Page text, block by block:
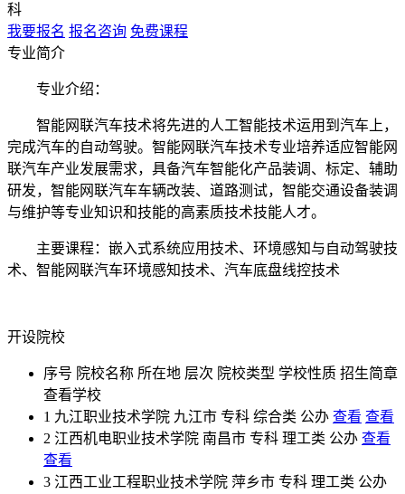
科
我要报名 报名咨询 免费课程
专业简介
专业介绍：
智能网联汽车技术将先进的人工智能技术运用到汽车上，
完成汽车的自动驾驶。智能网联汽车技术专业培养适应智能网
联汽车产业发展需求，具备汽车智能化产品装调、标定、辅助
研发，智能网联汽车车辆改装、道路测试，智能交通设备装调
与维护等专业知识和技能的高素质技术技能人才。
主要课程：嵌入式系统应用技术、环境感知与自动驾驶技
术、智能网联汽车环境感知技术、汽车底盘线控技术
开设院校
序号 院校名称 所在地 层次 院校类型 学校性质 招生简章
查看学校
1 九江职业技术学院 九江市 专科 综合类 公办 查看 查看
2 江西机电职业技术学院 南昌市 专科 理工类 公办 查看
查看
3 江西工业工程职业技术学院 萍乡市 专科 理工类 公办